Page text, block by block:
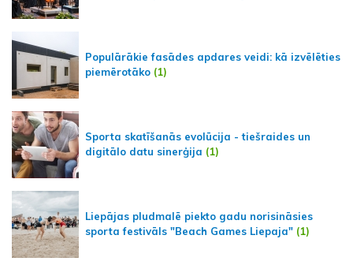
Populārākie fasādes apdares veidi: kā izvēlēties
piemērotāko (1)
Sporta skatīšanās evolūcija - tiešraides un
digitālo datu sinerģija (1)
Liepājas pludmalē piekto gadu norisināsies
sporta festivāls "Beach Games Liepaja" (1)